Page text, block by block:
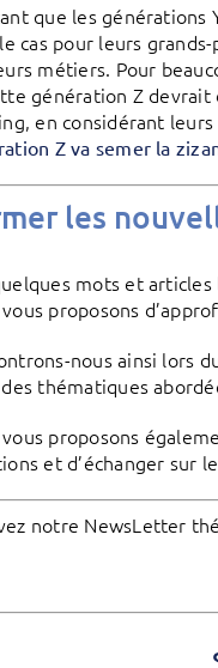
que les
cas pour leurs
métiers. Pour
génération Z
en considérant
Z va semer la
les
mots et
proposons
nous ainsi lors
des thématiques
proposons
et d’échanger sur
notre NewsLetter